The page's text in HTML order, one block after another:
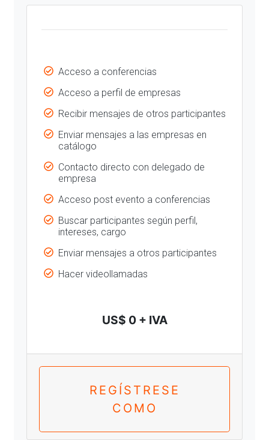
Acceso a conferencias
Acceso a perfil de empresas
Recibir mensajes de otros participantes
Enviar mensajes a las empresas en
catálogo
Contacto directo con delegado de
empresa
Acceso post evento a conferencias
Buscar participantes según perfil,
intereses, cargo
Enviar mensajes a otros participantes
Hacer videollamadas
US$ 0 + IVA
REGÍSTRESE
COMO